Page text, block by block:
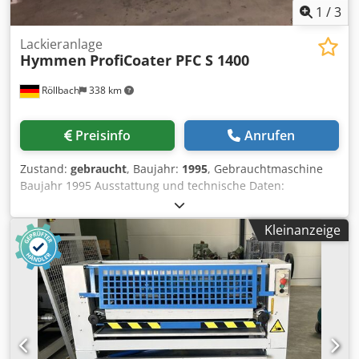
1 /3
Röllbach 338 km
Lackieranlage
Hymmen ProfiCoater PFC S 1400
Preisinfo Anrufen
Zustand: gebraucht, Baujahr: 1995, Gebrauchtmaschine
Baujahr 1995 Ausstattung und technische Daten:
wirtschaftlich: - Turbo-System: 25% höhere Anlagen-
Leistung durch modernste Applikations-Technik und das
bei gleichem Platzbedarf! - verkürzte Durchlaufzeiten
durch optimierte Programm-Automatik für schnelle UV-
Systeme - bis zu 70% Kostenerspanis gegenüber Gießen
und Spritzen durch Einsatz von lösungsmittelfreien
Systemen und Ein-Mann-Bedienung flexibel: - durch
kostengünstigen Ein-Mann-Berieb mit Rücklauf-Funktion
oder auch wahlweise im Durchlauf-Verfahren für Zwei-
Mann-Betrieb - der PC wächst; Ergänzungen mit
Kleinanzeige